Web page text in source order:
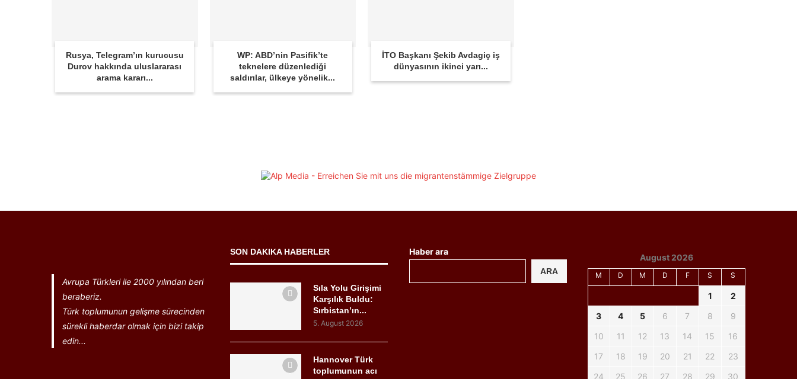
Rusya, Telegram’ın kurucusu
Durov hakkında uluslararası
arama kararı...
WP: ABD’nin Pasifik’te
teknelere düzenlediği
saldırılar, ülkeye yönelik...
İTO Başkanı Şekib Avdagiç iş
dünyasının ikinci yarı...
Avrupa Türkleri ile 2000 yılından beri
beraberiz.
Türk toplumunun gelişme sürecinden
sürekli haberdar olmak için bizi takip
edin...
SON DAKIKA HABERLER
Sıla Yolu Girişimi
Karşılık Buldu:
Sırbistan’ın...
5. August 2026
Hannover Türk
toplumunun acı
Haber ara
ARA
August 2026
M D M D F S S
1
2
3
4 5 6 7 8
9
10
11 12 13 14 15
16
17
18 19 20 21 22
23
24
25 26 27 28 29 30